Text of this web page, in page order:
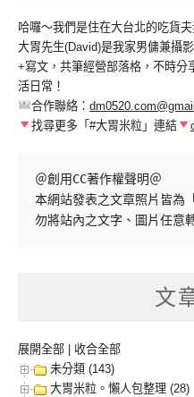
哈囉～我們是住在大台北的吃貨
大胃先生(David)是我家男傭兼攝
+寫文，共筆經營部落格，不時分
活日常！
合作聯絡：
找尋更多「#大胃米粒」連結
＠創用CC著作權聲明＠
本網站發表之文章照片皆為
勿將站內之文字、圖片任意
文
展開全部
收合全部
未分類 (143)
大胃米粒。懶人包整理 (28)